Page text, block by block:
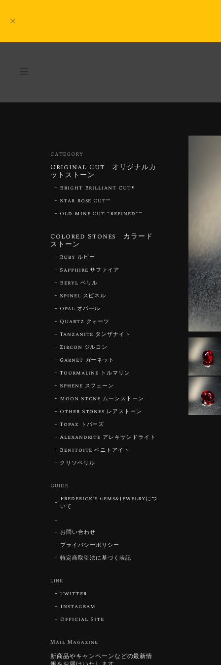
CATEGORY
Original Cut オリジナルカ
ットストーン
Bright Brilliant Cut®︎
Star Rose Cut™︎
Old Mine Cut “Refined”™︎
Colored Stones カラード
ストーン
Ruby ルビー
Sapphire サファイア
Beryl ベリル
Spinel スピネル
Opal オパール
Quartz クォーツ
Tanzanite タンザナイト
Zircon ジルコン
Garnet ガーネット
Tourmaline トルマリン
Sphene スフェーン
Moon Stone ムーンストーン
Other Stones レアストーン
Topaz トパーズ
Alexandrite アレキサンドライト
Benitoite ベニトアイト
クリソベリル
GUIDE
Frederick’s Gems&Jewelryにつ
いて
お問い合わせ
プライバシーポリシー
特定商取引法に基づく表記
LINK
Twitter
Instagram
Official Site
Mail Magazine
新商品やキャンペーンなどの最新情